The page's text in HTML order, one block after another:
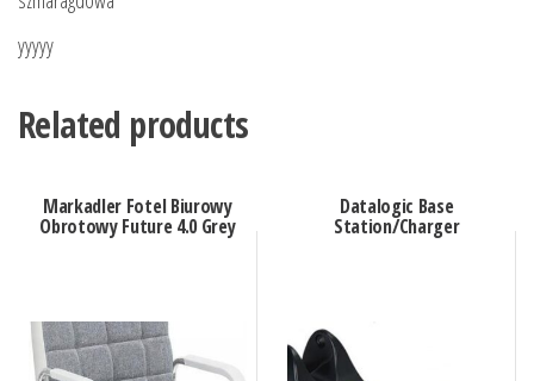
yyyyy
Related products
Markadler Fotel Biurowy
Obrotowy Future 4.0 Grey
Datalogic Base
Station/Charger